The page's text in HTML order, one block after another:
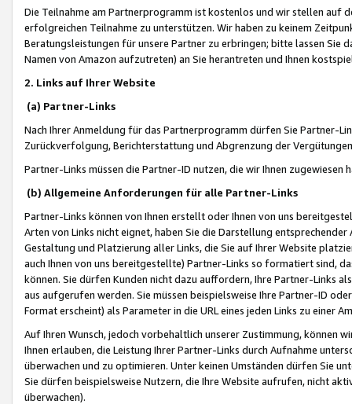
Die Teilnahme am Partnerprogramm ist kostenlos und wir stellen auf
erfolgreichen Teilnahme zu unterstützen. Wir haben zu keinem
Beratungsleistungen für unsere Partner zu erbringen; bitte lassen Sie
Namen von Amazon aufzutreten) an Sie herantreten und Ihnen
2. Links auf Ihrer Website
(a) Partner-Links
Nach Ihrer Anmeldung für das Partnerprogramm dürfen Sie Partner-
Zurückverfolgung, Berichterstattung und Abgrenzung der
Partner-Links müssen die Partner-ID nutzen, die wir Ihnen zugewiesen
(b) Allgemeine Anforderungen für alle Partner-Links
Partner-Links können von Ihnen erstellt oder Ihnen von uns
Arten von Links nicht eignet, haben Sie die Darstellung
Gestaltung und Platzierung aller Links, die Sie auf Ihrer Website
auch Ihnen von uns bereitgestellte) Partner-Links so formatiert sind,
können. Sie dürfen Kunden nicht dazu auffordern, Ihre Partner-Links
aus aufgerufen werden. Sie müssen beispielsweise Ihre Partner-ID
Format erscheint) als Parameter in die URL eines jeden Links zu einer
Auf Ihren Wunsch, jedoch vorbehaltlich unserer Zustimmung, können
Ihnen erlauben, die Leistung Ihrer Partner-Links durch Aufnahme
überwachen und zu optimieren. Unter keinen Umständen dürfen Sie
Sie dürfen beispielsweise Nutzern, die Ihre Website aufrufen, nicht
überwachen).